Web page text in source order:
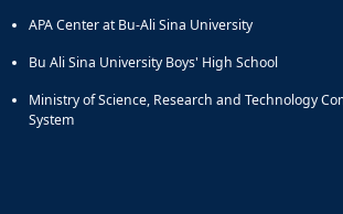
APA Center at Bu-Ali Sina University
Bu Ali Sina University Boys' High School
Ministry of Science, Research and Technology
System